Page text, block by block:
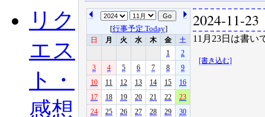
リク
エス
ト・
感想
[行事予定.Today]
日 月 火 水 木 金
土
1
2
3
4 5 6 7 8
9
10
11 12 13 14 15
16
17
18 19 20 21 22
23
24
25 26 27 28 29 30
2024-11-23
11月23日は書い
[書き込む]